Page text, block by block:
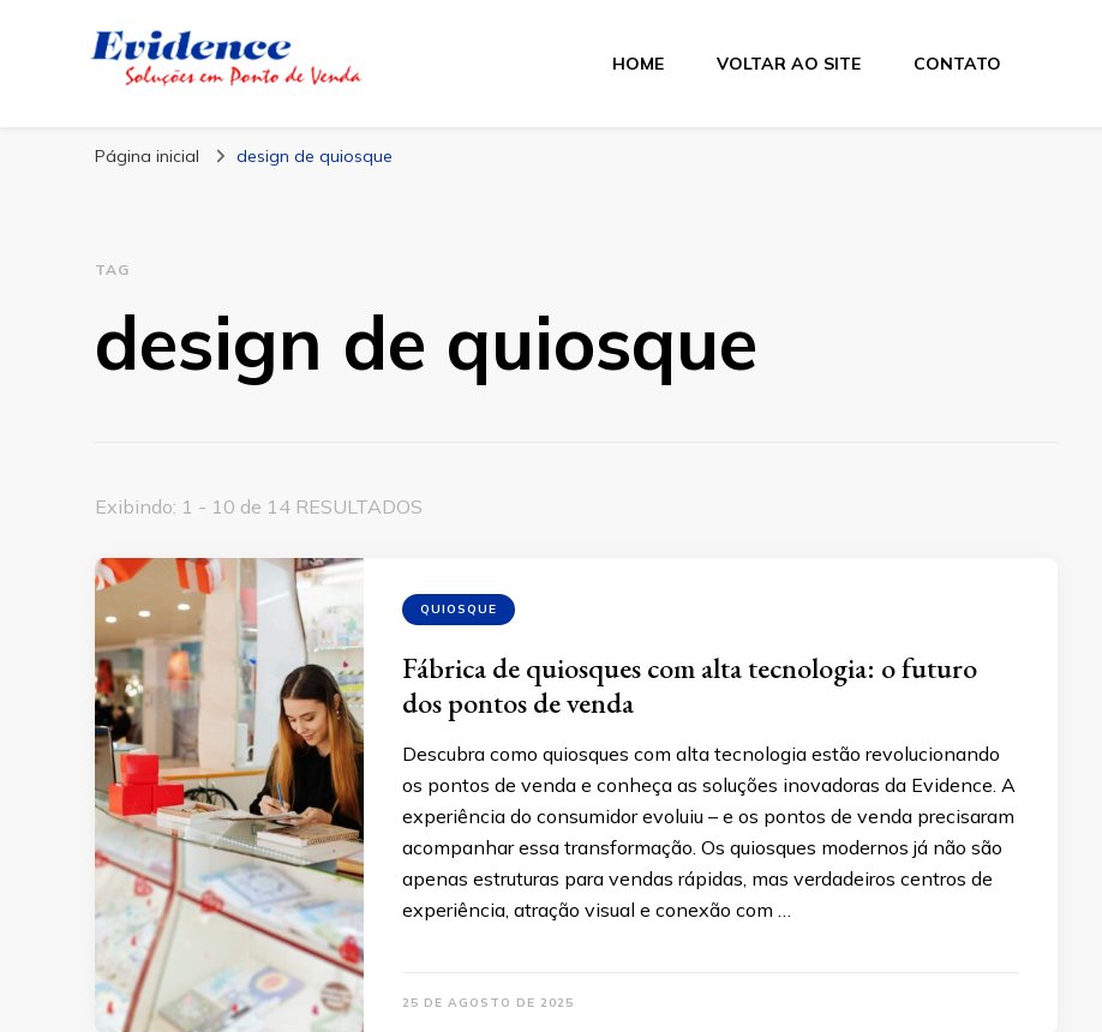
Blog Evidence
HOME VOLTAR AO SITE CONTATO
Página inicial design de quiosque
TAG
design de quiosque
Exibindo: 1 - 10 de 14 RESULTADOS
QUIOSQUE
Fábrica de quiosques com alta tecnologia: o futuro
dos pontos de venda
Descubra como quiosques com alta tecnologia estão revolucionando
os pontos de venda e conheça as soluções inovadoras da Evidence. A
experiência do consumidor evoluiu – e os pontos de venda precisaram
acompanhar essa transformação. Os quiosques modernos já não são
apenas estruturas para vendas rápidas, mas verdadeiros centros de
experiência, atração visual e conexão com …
25 DE AGOSTO DE 2025